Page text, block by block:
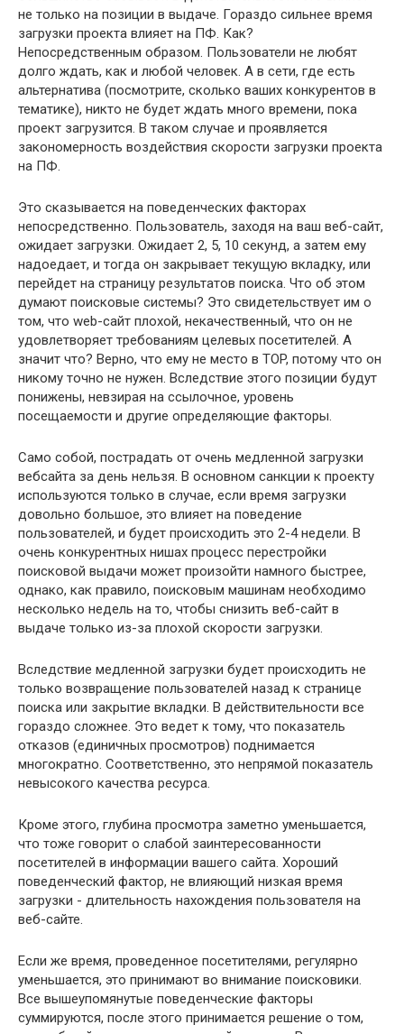
не только на позиции в выдаче. Гораздо сильнее время
загрузки проекта влияет на ПФ. Как?
Непосредственным образом. Пользователи не любят
долго ждать, как и любой человек. А в сети, где есть
альтернатива (посмотрите, сколько ваших конкурентов в
тематике), никто не будет ждать много времени, пока
проект загрузится. В таком случае и проявляется
закономерность воздействия скорости загрузки проекта
на ПФ.
Это сказывается на поведенческих факторах
непосредственно. Пользователь, заходя на ваш веб-сайт,
ожидает загрузки. Ожидает 2, 5, 10 секунд, а затем ему
надоедает, и тогда он закрывает текущую вкладку, или
перейдет на страницу результатов поиска. Что об этом
думают поисковые системы? Это свидетельствует им о
том, что web-сайт плохой, некачественный, что он не
удовлетворяет требованиям целевых посетителей. А
значит что? Верно, что ему не место в TOP, потому что он
никому точно не нужен. Вследствие этого позиции будут
понижены, невзирая на ссылочное, уровень
посещаемости и другие определяющие факторы.
Само собой, пострадать от очень медленной загрузки
вебсайта за день нельзя. В основном санкции к проекту
используются только в случае, если время загрузки
довольно большое, это влияет на поведение
пользователей, и будет происходить это 2-4 недели. В
очень конкурентных нишах процесс перестройки
поисковой выдачи может произойти намного быстрее,
однако, как правило, поисковым машинам необходимо
несколько недель на то, чтобы снизить веб-сайт в
выдаче только из-за плохой скорости загрузки.
Вследствие медленной загрузки будет происходить не
только возвращение пользователей назад к странице
поиска или закрытие вкладки. В действительности все
гораздо сложнее. Это ведет к тому, что показатель
отказов (единичных просмотров) поднимается
многократно. Соответственно, это непрямой показатель
невысокого качества ресурса.
Кроме этого, глубина просмотра заметно уменьшается,
что тоже говорит о слабой заинтересованности
посетителей в информации вашего сайта. Хороший
поведенческий фактор, не влияющий низкая время
загрузки - длительность нахождения пользователя на
веб-сайте.
Если же время, проведенное посетителями, регулярно
уменьшается, это принимают во внимание поисковики.
Все вышеупомянутые поведенческие факторы
суммируются, после этого принимается решение о том,